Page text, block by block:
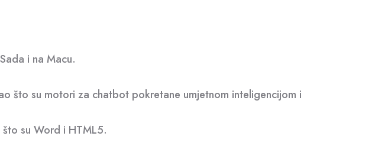
i na Macu.
što su motori za chatbot pokretane umjetnom inteligencijom i
su Word i HTML5.